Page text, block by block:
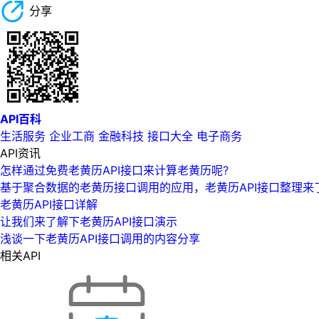
分享
API百科
生活服务 企业工商 金融科技 接口大全 电子商务
API资讯
怎样通过免费老黄历API接口来计算老黄历呢?
基于聚合数据的老黄历接口调用的应用，老黄历API接口整理来
老黄历API接口详解
让我们来了解下老黄历API接口演示
浅谈一下老黄历API接口调用的内容分享
相关API